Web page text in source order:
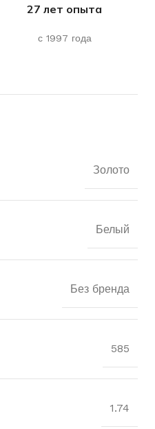
27 лет опыта
с 1997 года
Золото
Белый
Без бренда
585
1.74